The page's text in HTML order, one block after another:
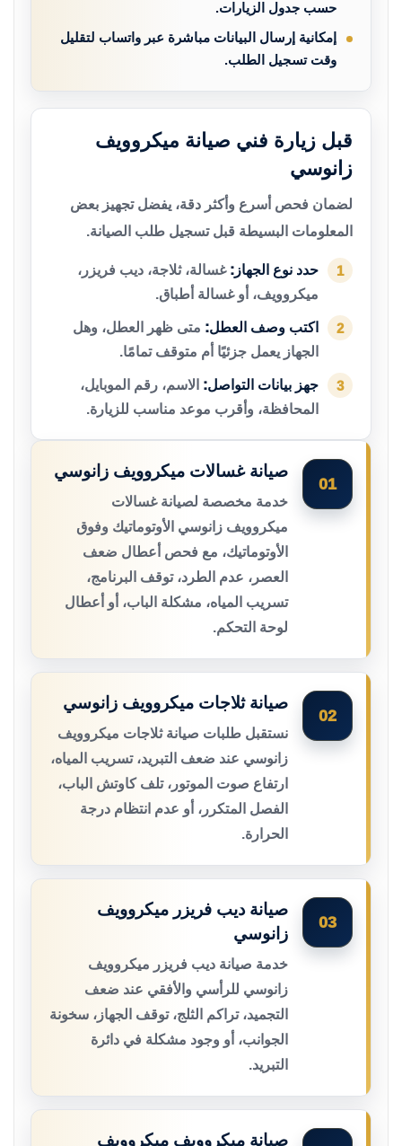
حسب جدول الزيارات.
إمكانية إرسال البيانات مباشرة عبر واتساب لتقليل
وقت تسجيل الطلب.
قبل زيارة فني صيانة ميكروويف
زانوسي
لضمان فحص أسرع وأكثر دقة، يفضل تجهيز بعض
المعلومات البسيطة قبل تسجيل طلب الصيانة.
1 حدد نوع الجهاز: غسالة، ثلاجة، ديب فريزر،
ميكروويف، أو غسالة أطباق.
2 اكتب وصف العطل: متى ظهر العطل، وهل
الجهاز يعمل جزئيًا أم متوقف تمامًا.
3 جهز بيانات التواصل: الاسم، رقم الموبايل،
المحافظة، وأقرب موعد مناسب للزيارة.
01
صيانة غسالات ميكروويف زانوسي
خدمة مخصصة لصيانة غسالات
ميكروويف زانوسي الأوتوماتيك وفوق
الأوتوماتيك، مع فحص أعطال ضعف
العصر، عدم الطرد، توقف البرنامج،
تسريب المياه، مشكلة الباب، أو أعطال
لوحة التحكم.
02
صيانة ثلاجات ميكروويف زانوسي
نستقبل طلبات صيانة ثلاجات ميكروويف
زانوسي عند ضعف التبريد، تسريب المياه،
ارتفاع صوت الموتور، تلف كاوتش الباب،
الفصل المتكرر، أو عدم انتظام درجة
الحرارة.
03
صيانة ديب فريزر ميكروويف
زانوسي
خدمة صيانة ديب فريزر ميكروويف
زانوسي للرأسي والأفقي عند ضعف
التجميد، تراكم الثلج، توقف الجهاز، سخونة
الجوانب، أو وجود مشكلة في دائرة
التبريد.
صيانة ميكروويف ميكروويف